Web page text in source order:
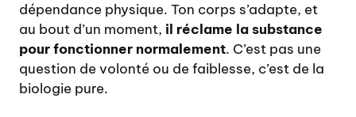
dépendance physique. Ton corps s’adapte, et
au bout d’un moment, il réclame la substance
pour fonctionner normalement. C’est pas une
question de volonté ou de faiblesse, c’est de la
biologie pure.